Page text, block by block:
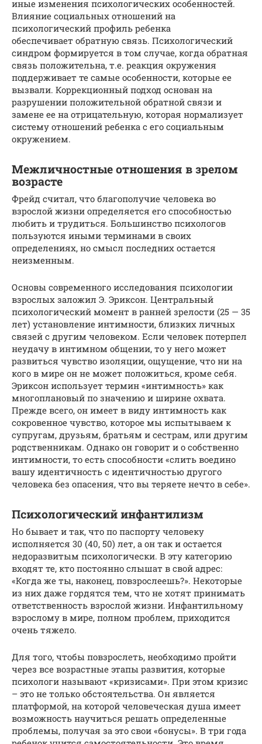
иные изменения психологических особенностей.
Влияние социальных отношений на
психологический профиль ребенка
обеспечивает обратную связь. Психологический
синдром формируется в том случае, когда обратная
связь положительна, т.е. реакция окружения
поддерживает те самые особенности, которые ее
вызвали. Коррекционный подход основан на
разрушении положительной обратной связи и
замене ее на отрицательную, которая нормализует
систему отношений ребенка с его социальным
окружением.
Межличностные отношения в зрелом
возрасте
Фрейд считал, что благополучие человека во
взрослой жизни определяется его способностью
любить и трудиться. Большинство психологов
пользуются иными терминами в своих
определениях, но смысл последних остается
неизменным.
Основы современного исследования психологии
взрослых заложил Э. Эриксон. Центральный
психологический момент в ранней зрелости (25 — 35
лет) установление интимности, близких личных
связей с другим человеком. Если человек потерпел
неудачу в интимном общении, то у него может
развиться чувство изоляции, ощущение, что ни на
кого в мире он не может положиться, кроме себя.
Эриксон использует термин «интимность» как
многоплановый по значению и ширине охвата.
Прежде всего, он имеет в виду интимность как
сокровенное чувство, которое мы испытываем к
супругам, друзьям, братьям и сестрам, или другим
родственникам. Однако он говорит и о собственно
интимности, то есть способности «слить воедино
вашу идентичность с идентичностью другого
человека без опасения, что вы теряете нечто в себе».
Психологический инфантилизм
Но бывает и так, что по паспорту человеку
исполняется 30 (40, 50) лет, а он так и остается
недоразвитым психологически. В эту категорию
входят те, кто постоянно слышат в свой адрес:
«Когда же ты, наконец, повзрослеешь?». Некоторые
из них даже гордятся тем, что не хотят принимать
ответственность взрослой жизни. Инфантильному
взрослому в мире, полном проблем, приходится
очень тяжело.
Для того, чтобы повзрослеть, необходимо пройти
через все возрастные этапы развития, которые
психологи называют «кризисами». При этом кризис
– это не только обстоятельства. Он является
платформой, на которой человеческая душа имеет
возможность научиться решать определенные
проблемы, получая за это свои «бонусы». В три года